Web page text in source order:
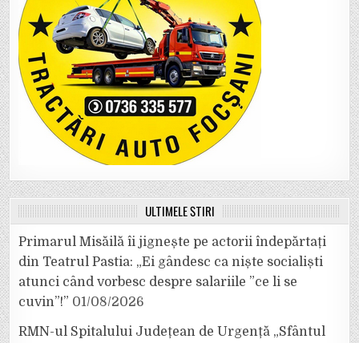
ULTIMELE ȘTIRI
Primarul Misăilă îi jignește pe actorii îndepărtați
din Teatrul Pastia: „Ei gândesc ca niște socialiști
atunci când vorbesc despre salariile ”ce li se
cuvin”!” 01/08/2026
RMN-ul Spitalului Județean de Urgență „Sfântul